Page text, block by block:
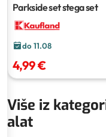
Parkside set stegaset
do 11.08
4,99 €
Više iz
alat